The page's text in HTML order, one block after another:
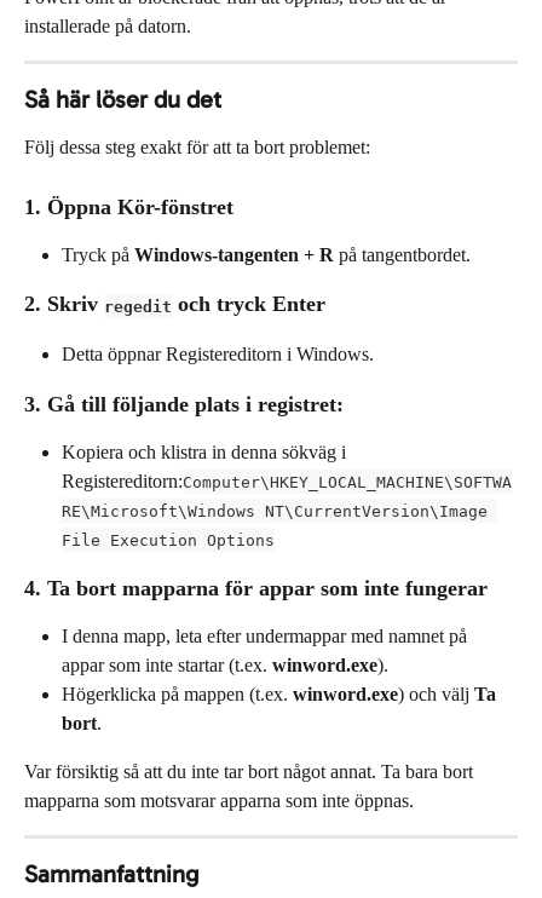
installerade på datorn.
Så här löser du det
Följ dessa steg exakt för att ta bort problemet:
1. Öppna Kör-fönstret
Tryck på Windows-tangenten + R på tangentbordet.
2. Skriv regedit och tryck Enter
Detta öppnar Registereditorn i Windows.
3. Gå till följande plats i registret:
Kopiera och klistra in denna sökväg i
Registereditorn:Computer\HKEY_LOCAL_MACHINE\SOFTWA
RE\Microsoft\Windows NT\CurrentVersion\Image
File Execution Options
4. Ta bort mapparna för appar som inte fungerar
I denna mapp, leta efter undermappar med namnet på
appar som inte startar (t.ex. winword.exe).
Högerklicka på mappen (t.ex. winword.exe) och välj Ta
bort.
Var försiktig så att du inte tar bort något annat. Ta bara bort
mapparna som motsvarar apparna som inte öppnas.
Sammanfattning